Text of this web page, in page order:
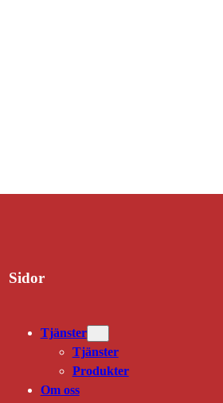
Sidor
Tjänster
Tjänster
Produkter
Om oss